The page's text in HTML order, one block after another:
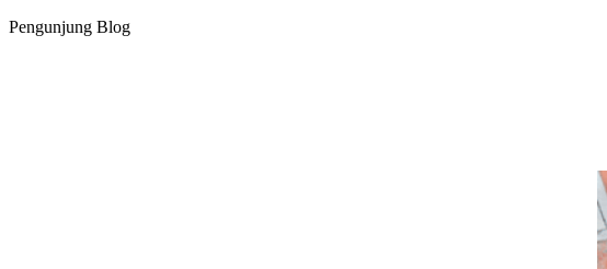
Pengunjung Blog